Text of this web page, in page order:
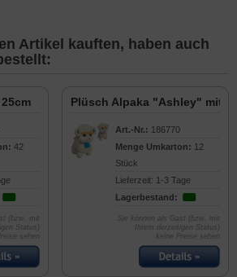
Artikel kauften, haben auch
42
(bzw. mit
Status)
sehen
Plüsch Alpaka "Ashley" mit
Art.-Nr.: 186770
Menge Umkarton: 12
Stück
Lieferzeit: 1-3 Tage
Lagerbestand:
Sie können als Gast (bzw. mit
Ihrem derzeitigen Status)
keine Preise sehen